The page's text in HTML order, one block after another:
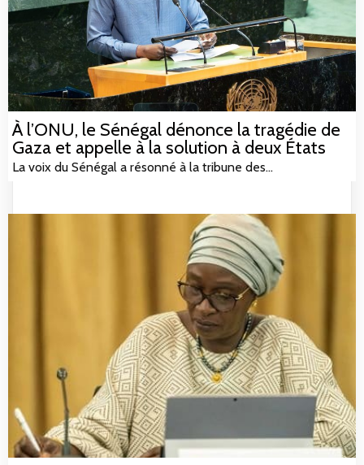
À l’ONU, le Sénégal dénonce la tragédie de
Gaza et appelle à la solution à deux États
La voix du Sénégal a résonné à la tribune des…